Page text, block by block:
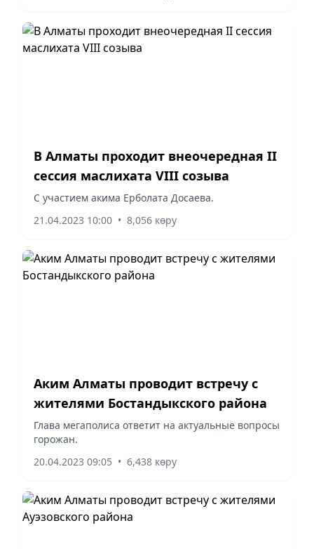
В Алматы проходит внеочередная II
сессия маслихата VIII созыва
С участием акима Ерболата Досаева.
21.04.2023 10:00 • 8,056 көру
Аким Алматы проводит встречу с
жителями Бостандыкского района
Глава мегаполиса ответит на актуальные вопросы
горожан.
20.04.2023 09:05 • 6,438 көру